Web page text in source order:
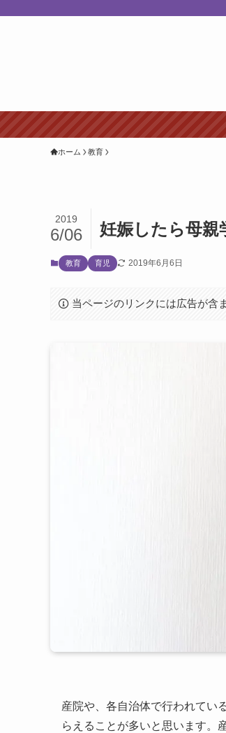
ホーム 教育
妊娠したら母親
2019
6/06
教育 育児 2019年6月6日
当ページのリンクには広告が含
産院や、各自治体で行われてい
らえることが多いと思います。